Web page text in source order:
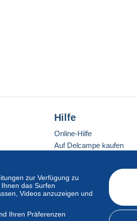
zur Verfügung zu
das Surfen
Videos anzuzeigen und
Ihren Präferenzen
Hilfe
Online-Hilfe
Auf Delcampe kaufen
Eine sichere Website